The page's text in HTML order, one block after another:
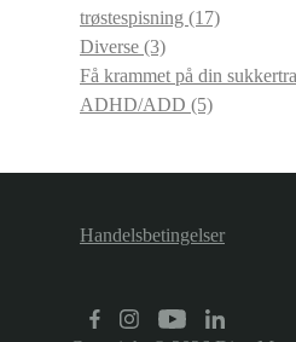
trøstespisning (17)
Diverse (3)
Få krammet på din
ADHD/ADD (5)
Handelsbetingelser